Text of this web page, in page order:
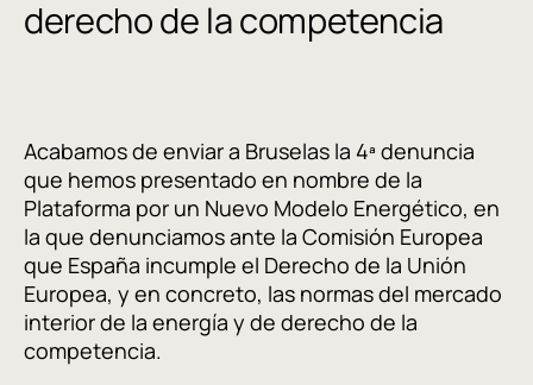
derecho de la competencia
Acabamos de enviar a Bruselas la 4ª denuncia
que hemos presentado en nombre de la
Plataforma por un Nuevo Modelo Energético, en
la que denunciamos ante la Comisión Europea
que España incumple el Derecho de la Unión
Europea, y en concreto, las normas del mercado
interior de la energía y de derecho de la
competencia.